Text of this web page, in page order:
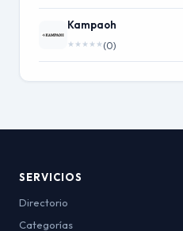
Kampaoh
★ ★ ★ ★ ★ (0)
SERVICIOS
Directorio
Categorías